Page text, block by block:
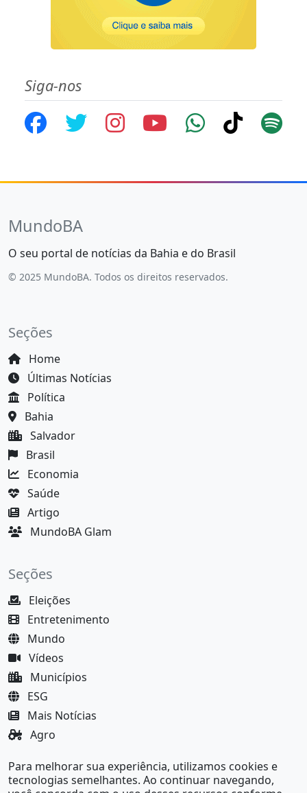
Siga-nos
MundoBA
O seu portal de notícias da Bahia e do Brasil
© 2025 MundoBA. Todos os direitos reservados.
Seções
Home
Últimas Notícias
Política
Bahia
Salvador
Brasil
Economia
Saúde
Artigo
MundoBA Glam
Seções
Eleições
Entretenimento
Mundo
Vídeos
Municípios
ESG
Mais Notícias
Agro
MundoBA Black
Para melhorar sua experiência, utilizamos cookies e
tecnologias semelhantes. Ao continuar navegando,